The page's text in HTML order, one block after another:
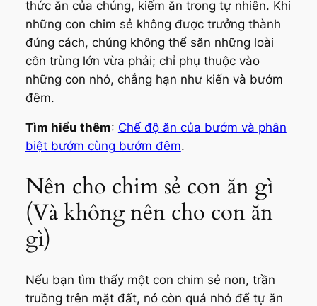
thức ăn của chúng, kiếm ăn trong tự nhiên. Khi
những con chim sẻ không được trưởng thành
đúng cách, chúng không thể săn những loài
côn trùng lớn vừa phải; chỉ phụ thuộc vào
những con nhỏ, chẳng hạn như kiến ​​và bướm
đêm.
Tìm hiểu thêm: Chế độ ăn của bướm và phân
biệt bướm cùng bướm đêm.
Nên cho chim sẻ con ăn gì
(Và không nên cho con ăn
gì)
Nếu bạn tìm thấy một con chim sẻ non, trần
truồng trên mặt đất, nó còn quá nhỏ để tự ăn